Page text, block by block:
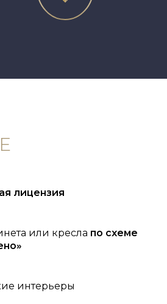
лицензия
или кресла по схеме
интерьеры